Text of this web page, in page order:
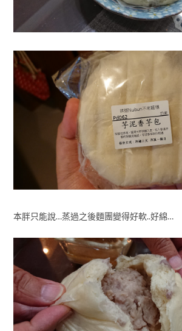
本胖只能說…蒸過之後麵團變得好軟..好綿…